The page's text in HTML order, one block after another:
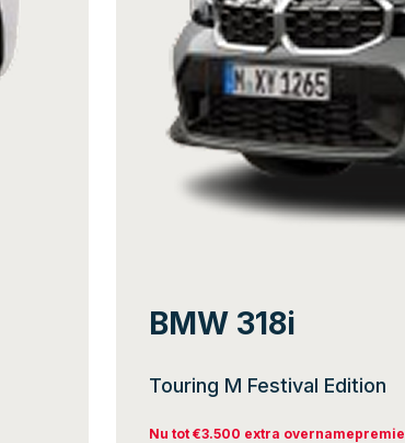
BMW 318i
Touring M Festival Edition
Nu tot €3.500 extra overnamepremie